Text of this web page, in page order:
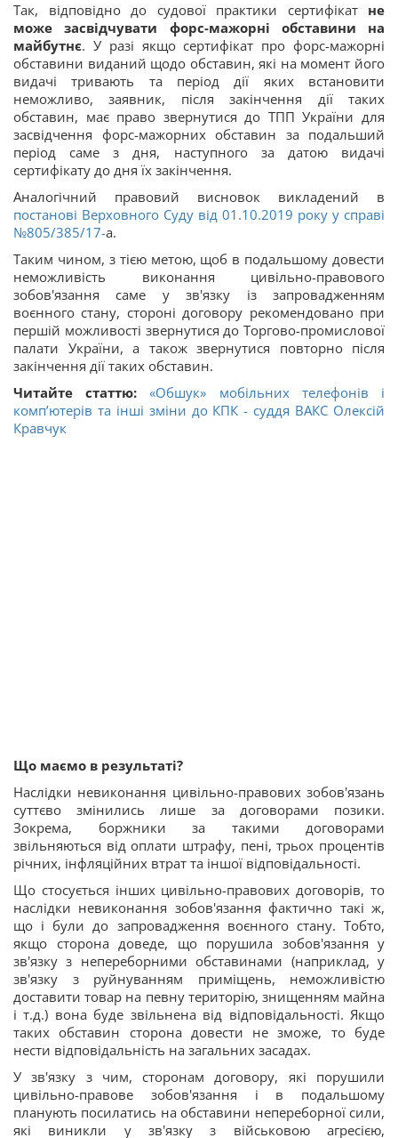
Так, відповідно до судової практики сертифікат не
може засвідчувати
форс-мажорні обставини на
майбутнє. У разі якщо сертифікат про форс-мажорні
обставини виданий щодо обставин, які на момент його
видачі тривають та період дії яких встановити
неможливо, заявник, після закінчення дії таких
обставин, має право звернутися до ТПП України для
засвідчення форс-мажорних обставин за подальший
період саме з дня, наступного за датою видачі
сертифікату до дня їх закінчення.
Аналогічний правовий висновок викладений в
постанові Верховного Суду від 01.10.2019 року у справі
№805/385/17-а.
Таким чином, з тією метою, щоб в подальшому довести
неможливість виконання цивільно-правового
зобов'язання саме у зв'язку із запровадженням
воєнного стану, стороні договору рекомендовано при
першій можливості звернутися до Торгово-промислової
палати України, а також звернутися повторно після
закінчення дії таких обставин.
Читайте статтю:«Обшук» мобільних телефонів і
комп’ютерів та інші зміни до КПК - суддя ВАКС Олексій
Кравчук
Що маємо в результаті?
Наслідки невиконання цивільно-правових зобов'язань
суттєво змінились лише за договорами позики.
Зокрема, боржники за такими договорами
звільняються від оплати штрафу, пені, трьох процентів
річних, інфляційних втрат та іншої відповідальності.
Що стосується інших цивільно-правових договорів, то
наслідки невиконання зобов'язання фактично такі ж,
що і були до запровадження воєнного стану. Тобто,
якщо сторона доведе, що порушила зобов'язання у
зв'язку з непереборними обставинами (наприклад, у
зв'язку з руйнуванням приміщень, неможливістю
доставити товар на певну територію, знищенням майна
і т.д.) вона буде звільнена від відповідальності. Якщо
таких обставин сторона довести не зможе, то буде
нести відповідальність на загальних засадах.
У зв'язку з чим, сторонам договору, які порушили
цивільно-правове зобов'язання і в подальшому
планують посилатись на обставини непереборної сили,
які виникли у зв'язку з військовою агресією,